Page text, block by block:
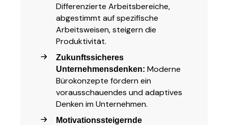
Differenzierte Arbeitsbereiche,
abgestimmt auf spezifische
Arbeitsweisen, steigern die
Produktivität.
Zukunftssicheres
Unternehmensdenken: Moderne
Bürokonzepte fördern ein
vorausschauendes und adaptives
Denken im Unternehmen.
Motivationssteigernde